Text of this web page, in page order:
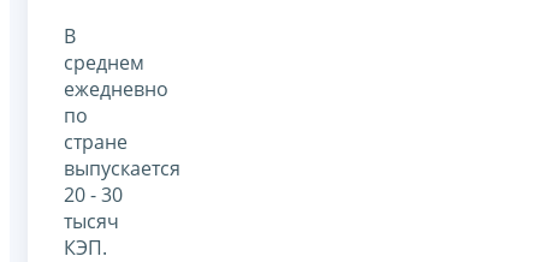
В
среднем
ежедневно
по
стране
выпускается
20 - 30
тысяч
КЭП.